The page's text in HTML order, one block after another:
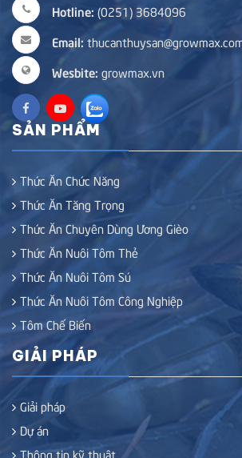
Hotline: (0251) 3684096
Email:
Wesbite: growmax.vn
SẢN PHẨM
Thức Ăn Chức Năng
Thức Ăn Tăng Trọng
Thức Ăn Chuyên Dùng Ương Gièo
Thức Ăn Nuôi Tôm Thẻ
Thức Ăn Nuôi Tôm Sú
Thức Ăn Nuôi Tôm Công Nghiệp
Tôm Chế Biến
GIẢI PHÁP
Giải pháp
Dự án
Thông tin kỹ thuật